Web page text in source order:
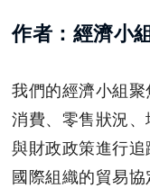
作者：經濟小
我們的經濟小組
消費、零售狀況
與財政政策進行
國際組織的貿易協